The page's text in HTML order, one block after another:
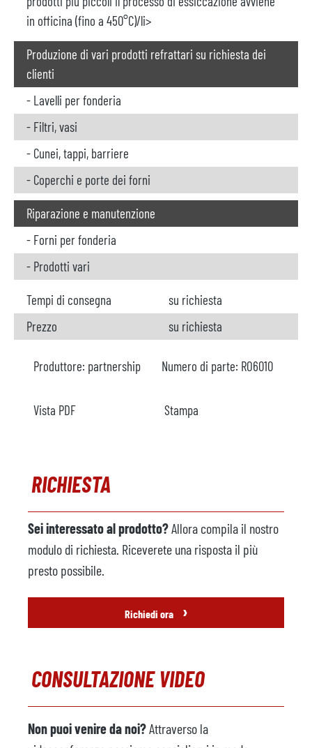
in officina (fino a 450°C)/li>
Produzione di vari prodotti refrattari su richiesta dei
clienti
- Lavelli per fonderia
- Filtri, vasi
- Cunei, tappi, barriere
- Coperchi e porte dei forni
Riparazione e manutenzione
- Forni per fonderia
- Prodotti vari
Tempi di consegna
su richiesta
Prezzo
su richiesta
Produttore: partnership Numero di parte: RO6010
Vista PDF Stampa
RICHIESTA
Sei interessato al prodotto?Allora compila il nostro
modulo di richiesta. Riceverete una risposta il più
presto possibile.
Richiedi ora ›
CONSULTAZIONE VIDEO
Non puoi venire da noi?Attraverso la